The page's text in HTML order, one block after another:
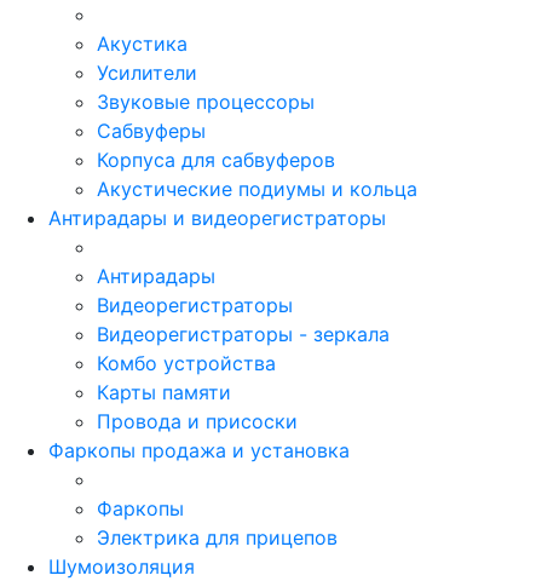
Акустика
Усилители
Звуковые процессоры
Сабвуферы
Корпуса для сабвуферов
Акустические подиумы и кольца
Антирадары и видеорегистраторы
Антирадары
Видеорегистраторы
Видеорегистраторы - зеркала
Комбо устройства
Карты памяти
Провода и присоски
Фаркопы продажа и установка
Фаркопы
Электрика для прицепов
Шумоизоляция